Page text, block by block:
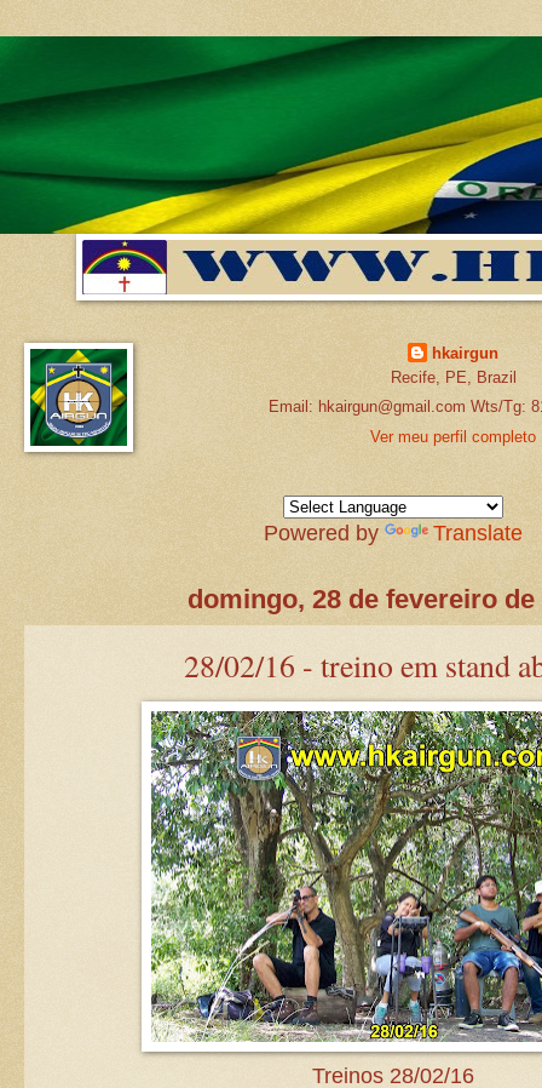
hkairgun
Recife, PE, Brazil
Email: hkairgun@gmail.com Wts/Tg:
Ver meu perfil completo
Powered by Translate
domingo, 28 de fevereiro de
28/02/16 - treino em stand
Treinos 28/02/16